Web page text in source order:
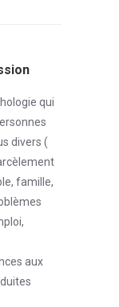
qui
divers (
famille,
aux